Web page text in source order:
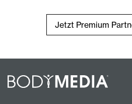
Jetzt Premium